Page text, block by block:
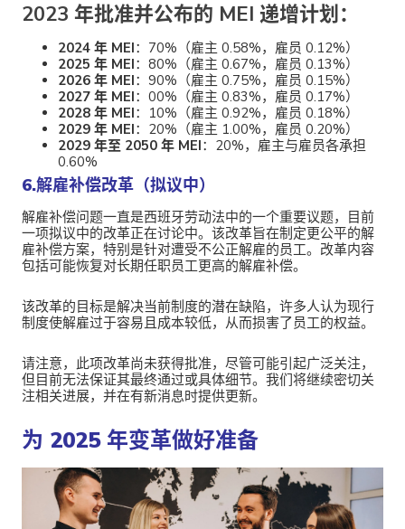
2023 年批准并公布的 MEI 递增计划：
2024 年 MEI：70%（雇主 0.58%，雇员 0.12%）
2025 年 MEI：80%（雇主 0.67%，雇员 0.13%）
2026 年 MEI：90%（雇主 0.75%，雇员 0.15%）
2027 年 MEI：00%（雇主 0.83%，雇员 0.17%）
2028 年 MEI：10%（雇主 0.92%，雇员 0.18%）
2029 年 MEI：20%（雇主 1.00%，雇员 0.20%）
2029 年至 2050 年 MEI：20%，雇主与雇员各承担
0.60%
6.解雇补偿改革（拟议中）
解雇补偿问题一直是西班牙劳动法中的一个重要议题，目前
一项拟议中的改革正在讨论中。该改革旨在制定更公平的解
雇补偿方案，特别是针对遭受不公正解雇的员工。改革内容
包括可能恢复对长期任职员工更高的解雇补偿。
该改革的目标是解决当前制度的潜在缺陷，许多人认为现行
制度使解雇过于容易且成本较低，从而损害了员工的权益。
请注意，此项改革尚未获得批准，尽管可能引起广泛关注，
但目前无法保证其最终通过或具体细节。我们将继续密切关
注相关进展，并在有新消息时提供更新。
为 2025 年变革做好准备